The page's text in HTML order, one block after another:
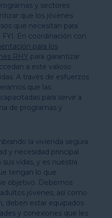
y sectores
que los jóvenes
que necesitan para
En coordinación con
para los
RHY para garantizar
a este valioso
A través de esfuerzos
que las
para servir a
de programas y
la vivienda segura
y necesidad principal
vidas, y es nuestra
tengan lo que
objetivo. Debemos
jóvenes, así como
deben estar equipados
y conexiones que les